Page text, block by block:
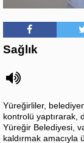
Sağlık
Yüreğirliler,
kontrolü yaptırarak,
Yüreğir Belediyesi,
kaldırmak